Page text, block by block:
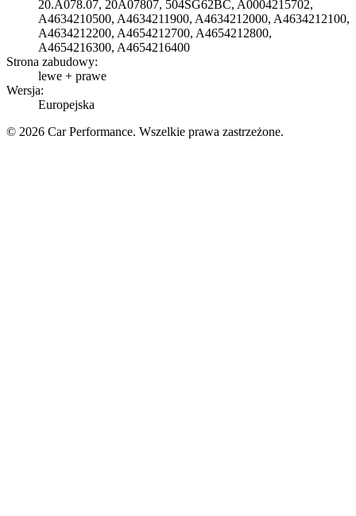
20.A078.07, 20A07807, 504SG62BC, A0004215702,
A4634210500, A4634211900, A4634212000, A4634212100,
A4634212200, A4654212700, A4654212800,
A4654216300, A4654216400
Strona zabudowy:
lewe + prawe
Wersja:
Europejska
© 2026 Car Performance. Wszelkie prawa zastrzeżone.